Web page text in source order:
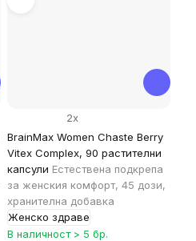
BrainMax Women Chaste Berry
Vitex Complex, 90 растителни
капсули Естествена подкрепа
за женския комфорт, 45 дози,
хранителна добавка
Женско здраве
2x
В наличност > 5 бр.